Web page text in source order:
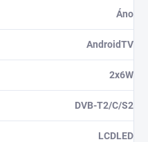
Áno
AndroidTV
2x6W
DVB-T2/C/S2
LCDLED